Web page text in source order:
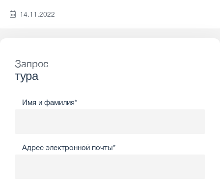
14.11.2022
Запрос
тура
Имя и фамилия*
Адрес электронной почты*